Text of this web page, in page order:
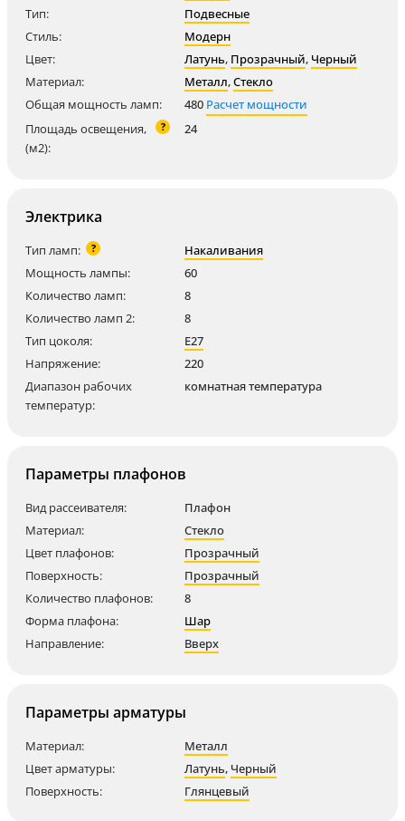
Тип:
Подвесные
Стиль:
Модерн
Цвет:
Латунь, Прозрачный, Черный
Материал:
Металл,Стекло
Общая мощность ламп:
480 Расчет мощности
Площадь освещения,
(м2):
? 24
Электрика
Тип ламп: ?
Накаливания
Мощность лампы:
60
Количество ламп:
8
Количество ламп 2:
8
Тип цоколя:
E27
Напряжение:
220
Диапазон рабочих
температур:
комнатная температура
Параметры плафонов
Вид рассеивателя:
Плафон
Материал:
Стекло
Цвет плафонов:
Прозрачный
Поверхность:
Прозрачный
Количество плафонов:
8
Форма плафона:
Шар
Направление:
Вверх
Параметры арматуры
Материал:
Металл
Цвет арматуры:
Латунь, Черный
Поверхность:
Глянцевый